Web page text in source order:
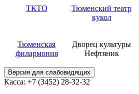
ТКТО
Тюменский театр
кукол
Тюменская
филармония
Дворец культуры
Нефтяник
Версия для слабовидящих
Касса: +7 (3452) 28-32-32